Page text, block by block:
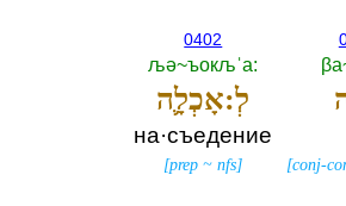
[conj-
0402
љә~ъокљˈа:‎
לְ:אָכְלָ֛ה
на·съедение
[prep ~nfs]